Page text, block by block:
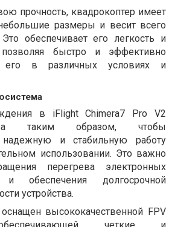
прочность, квадрокоптер имеет
размеры и весит всего
обеспечивает его легкость и
позволяя быстро и эффективно
его в различных условиях и
в iFlight Chimera7 Pro V2
таким образом, чтобы
надежную и стабильную работу
использовании. Это важно
перегрева электронных
и обеспечения долгосрочной
устройства.
высококачественной FPV